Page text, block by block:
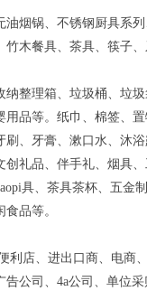
烟锅、不锈钢厨具系
木餐具、茶具、筷子
整理箱、垃圾桶、垃
品等。纸巾、棉签、
、牙膏、漱口水、沐浴
礼品、伴手礼、烟具
具、茶具茶杯、五金
品等。
店、进出口商、电商
公司、4a公司、单位采